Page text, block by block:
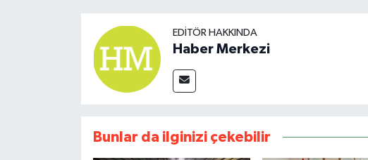
EDITÖR HAKKINDA
Haber Merkezi
Bunlar da ilginizi çekebilir